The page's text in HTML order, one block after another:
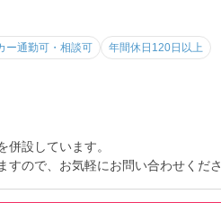
ー通勤可・相談可
年間休日120日以上
併設しています。
ので、お気軽にお問い合わせくださ